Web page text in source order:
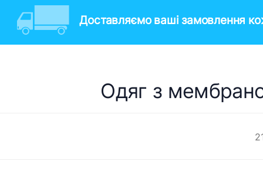
Доставляємо ваші замовлення
​Одяг з